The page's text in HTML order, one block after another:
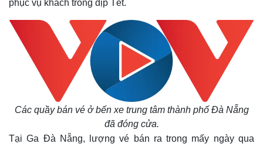
Quan sát
Hồ sơ
E-Magazine
Infographic
phục vụ khách trong dịp Tết.
Các quầy bán vé ở bến xe trung tâm thành phố Đà Nẵng
đã đóng cửa.
Tại Ga Đà Nẵng, lượng vé bán ra trong mấy ngày qua